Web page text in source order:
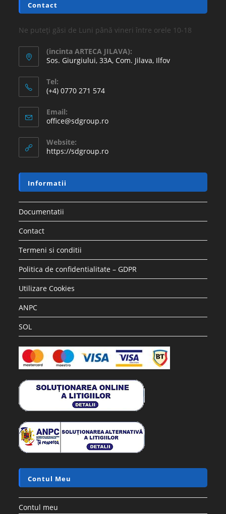
Contact
Ne puteți găsi de Luni până vineri între orele 10-18
(incinta ARTECA JILAVA):
Sos. Giurgiului, 33A, Com. Jilava, Ilfov
Tel:
(+4) 0770 271 574
Email:
office@sdgroup.ro
Website:
https://sdgroup.ro
Informatii
Documentatii
Contact
Termeni si conditii
Politica de confidentialitate – GDPR
Utilizare Cookies
ANPC
SOL
Contul Meu
Contul meu